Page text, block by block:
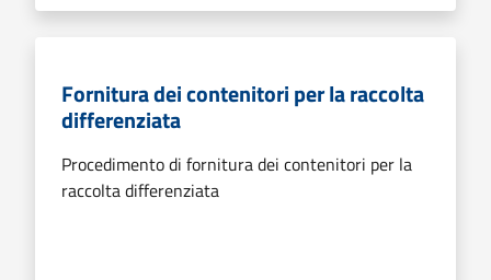
Fornitura dei contenitori per la raccolta
differenziata
Procedimento di fornitura dei contenitori per la
raccolta differenziata